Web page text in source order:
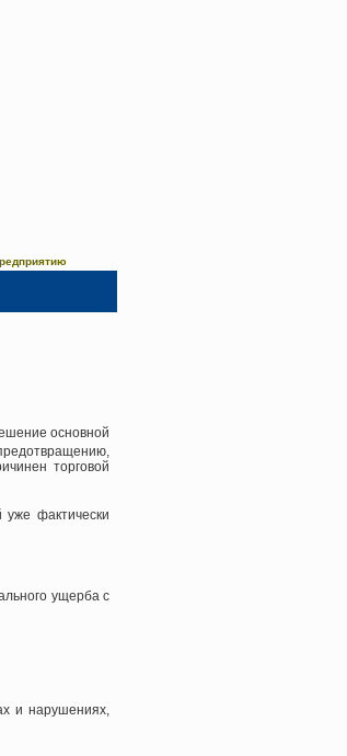
основной
торговой
фактически
ущерба с
и нарушениях,